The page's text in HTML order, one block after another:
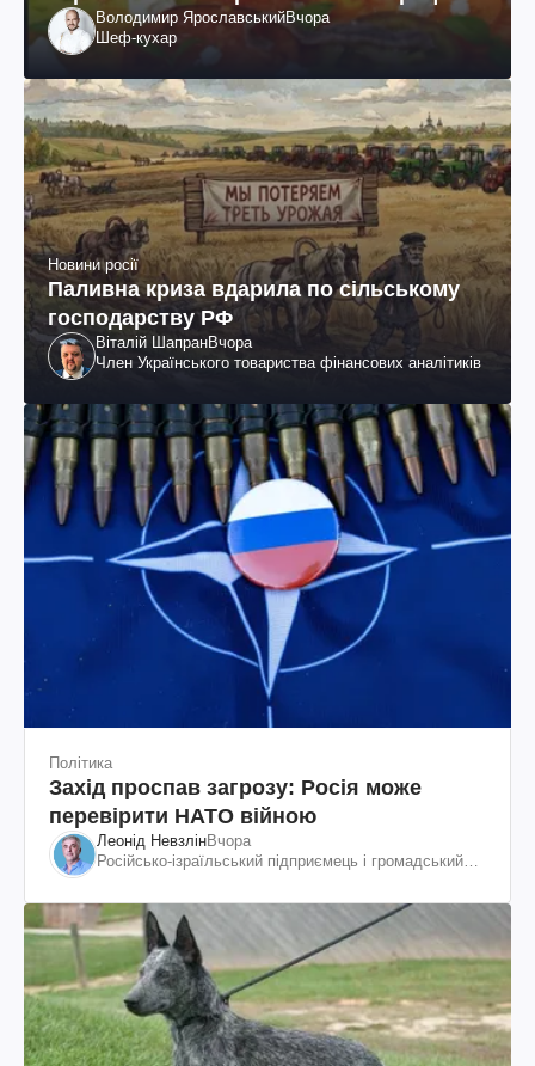
Володимир ЯрославськийВчора
Шеф-кухар
Новини росії
Паливна криза вдарила по сільському
господарству РФ
Віталій ШапранВчора
Член Українського товариства фінансових аналітиків
Політика
Захід проспав загрозу: Росія може
перевірити НАТО війною
Леонід НевзлінВчора
Російсько-ізраїльський підприємець і громадський